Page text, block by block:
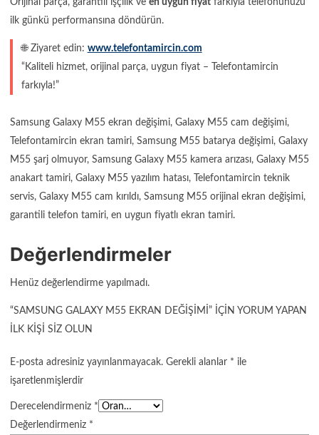
ilk günkü performansına döndürün.
🌐 Ziyaret edin: www.telefontamircin.com
“Kaliteli hizmet, orijinal parça, uygun fiyat – Telefontamircin
farkıyla!”
Samsung Galaxy M55 ekran değişimi, Galaxy M55 cam değişimi,
Telefontamircin ekran tamiri, Samsung M55 batarya değişimi, Galaxy
M55 şarj olmuyor, Samsung Galaxy M55 kamera arızası, Galaxy M55
anakart tamiri, Galaxy M55 yazılım hatası, Telefontamircin teknik
servis, Galaxy M55 cam kırıldı, Samsung M55 orijinal ekran değişimi,
garantili telefon tamiri, en uygun fiyatlı ekran tamiri.
Değerlendirmeler
Henüz değerlendirme yapılmadı.
“SAMSUNG GALAXY M55 EKRAN DEĞIŞIMI” IÇIN YORUM YAPAN
ILK KIŞI SIZ OLUN
E-posta adresiniz yayınlanmayacak. Gerekli alanlar * ile
işaretlenmişlerdir
Derecelendirmeniz *
Değerlendirmeniz *